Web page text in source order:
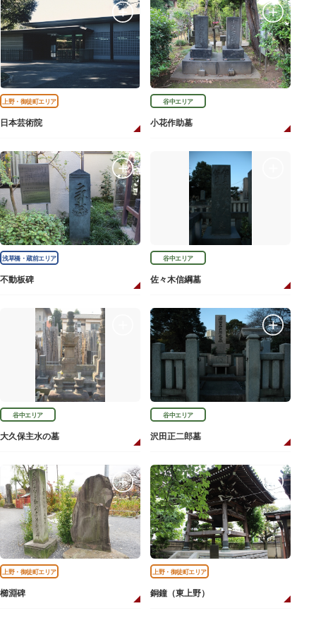
上野・御徒町エリア
日本芸術院
谷中エリア
小花作助墓
浅草橋・蔵前エリア
不動板碑
谷中エリア
佐々木信綱墓
谷中エリア
大久保主水の墓
谷中エリア
沢田正二郎墓
上野・御徒町エリア
櫛淵碑
上野・御徒町エリア
銅鐘（東上野）